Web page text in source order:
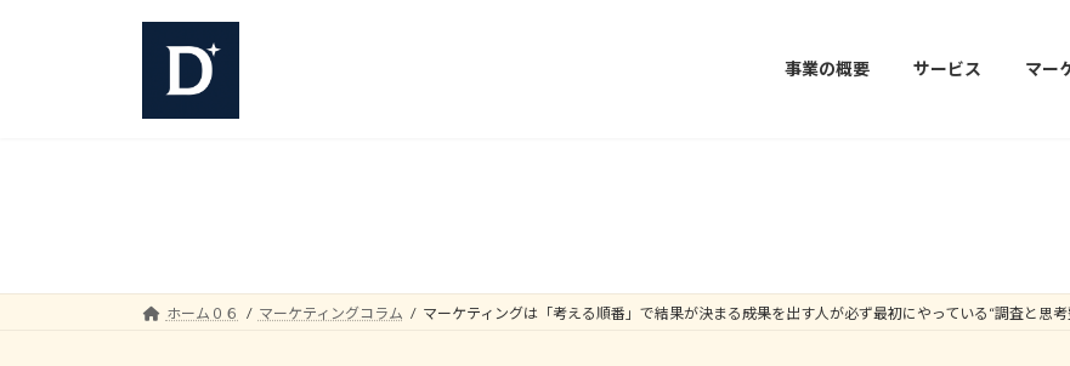
事業の概要 サービス マー
ホーム０６ マーケティングコラム マーケティングは「考える順番」で結果が決まる――成果を出す人が必ず最初にやっている“調査と思